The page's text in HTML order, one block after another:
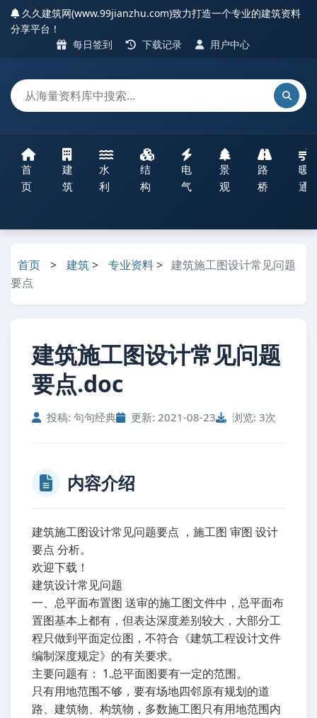
久久建筑网(www.99jianzhu.com)致力打造一个专业的建筑资料
分享平台！
每日签到
下载记录 用户中心
首
页
建
筑
水
利
结
构
电
气
景
观
路
桥
暖
通
首页 > 建筑> 专业资料> 建筑施工图设计常见问题
要点
建筑施工图设计常见问题
要点.doc
投稿: 句句经典 更新: 2021-08-23 浏览: 3次
内容介绍
建筑施工图设计常见问题要点 ，施工图 审图 设计
要点 分析。
欢迎下载！
建筑设计常见问题
一、总平面布置图 送审的施工图文件中，总平面布
置图基本上都有，但表达深度差别较大，大部分工
程只做到平面定位图，不符合《建筑工程设计文件
编制深度规定》的有关要求。
主要问题有： 1.总平面图要有一定的范围。
只有用地范围不够，要有场地四邻原有规划的道
路、建筑物、构筑物，多数施工图只有用地范围内